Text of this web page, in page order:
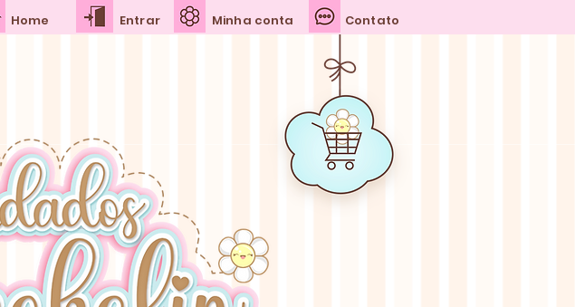
Home Entrar Minha conta Contato